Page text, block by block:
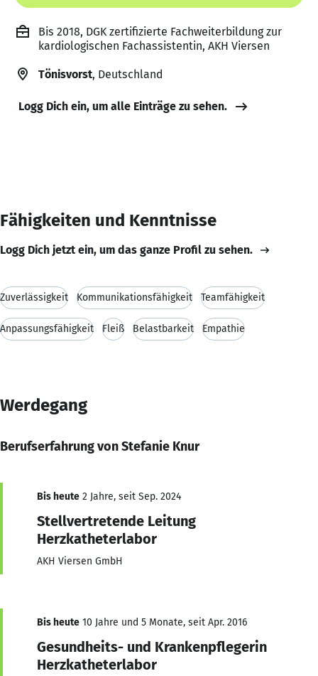
Bis 2018, DGK zertifizierte Fachweiterbildung zur
kardiologischen Fachassistentin, AKH Viersen
Tönisvorst, Deutschland
Logg Dich ein, um alle Einträge zu sehen.
Fähigkeiten und Kenntnisse
Logg Dich jetzt ein, um das ganze Profil zu sehen.
Zuverlässigkeit Kommunikationsfähigkeit Teamfähigkeit
Anpassungsfähigkeit Fleiß Belastbarkeit Empathie
Werdegang
Berufserfahrung von Stefanie Knur
Bis heute 2 Jahre, seit Sep. 2024
Stellvertretende Leitung
Herzkatheterlabor
AKH Viersen GmbH
Bis heute 10 Jahre und 5 Monate, seit Apr. 2016
Gesundheits- und Krankenpflegerin
Herzkatheterlabor